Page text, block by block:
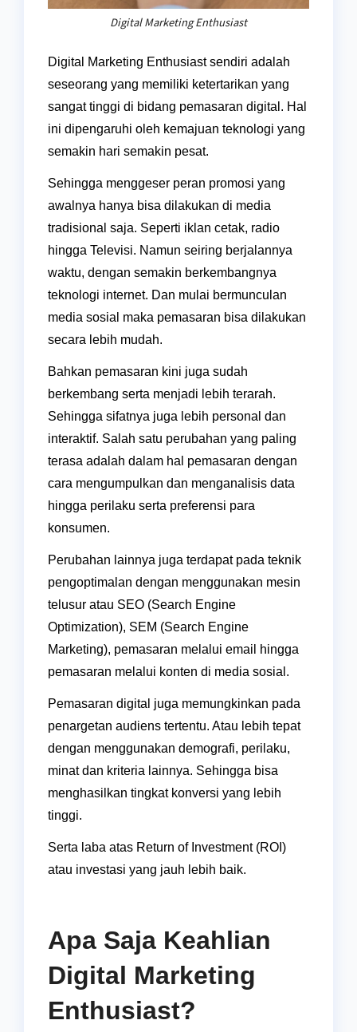
Digital Marketing Enthusiast
Digital Marketing Enthusiast sendiri adalah
seseorang yang memiliki ketertarikan yang
sangat tinggi di bidang pemasaran digital. Hal
ini dipengaruhi oleh kemajuan teknologi yang
semakin hari semakin pesat.
Sehingga menggeser peran promosi yang
awalnya hanya bisa dilakukan di media
tradisional saja. Seperti iklan cetak, radio
hingga Televisi. Namun seiring berjalannya
waktu, dengan semakin berkembangnya
teknologi internet. Dan mulai bermunculan
media sosial maka pemasaran bisa dilakukan
secara lebih mudah.
Bahkan pemasaran kini juga sudah
berkembang serta menjadi lebih terarah.
Sehingga sifatnya juga lebih personal dan
interaktif. Salah satu perubahan yang paling
terasa adalah dalam hal pemasaran dengan
cara mengumpulkan dan menganalisis data
hingga perilaku serta preferensi para
konsumen.
Perubahan lainnya juga terdapat pada teknik
pengoptimalan dengan menggunakan mesin
telusur atau SEO (Search Engine
Optimization), SEM (Search Engine
Marketing), pemasaran melalui email hingga
pemasaran melalui konten di media sosial.
Pemasaran digital juga memungkinkan pada
penargetan audiens tertentu. Atau lebih tepat
dengan menggunakan demografi, perilaku,
minat dan kriteria lainnya. Sehingga bisa
menghasilkan tingkat konversi yang lebih
tinggi.
Serta laba atas Return of Investment (ROI)
atau investasi yang jauh lebih baik.
Apa Saja Keahlian
Digital Marketing
Enthusiast?